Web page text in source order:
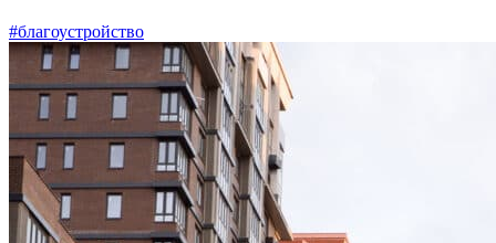
#благоустройство